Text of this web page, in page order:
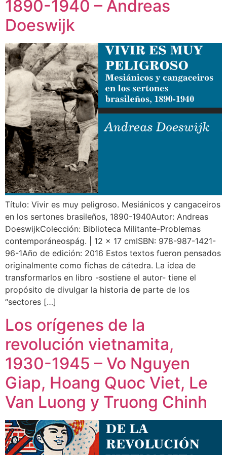
1890-1940 – Andreas
Doeswijk
Título: Vivir es muy peligroso. Mesiánicos y cangaceiros
en los sertones brasileños, 1890-1940Autor: Andreas
DoeswijkColección: Biblioteca Militante-Problemas
contemporáneospág. | 12 x 17 cmISBN: 978-987-1421-
96-1Año de edición: 2016 Estos textos fueron pensados
originalmente como fichas de cátedra. La idea de
transformarlos en libro -sostiene el autor- tiene el
propósito de divulgar la historia de parte de los
“sectores […]
Los orígenes de la
revolución vietnamita,
1930-1945 – Vo Nguyen
Giap, Hoang Quoc Viet, Le
Van Luong y Truong Chinh